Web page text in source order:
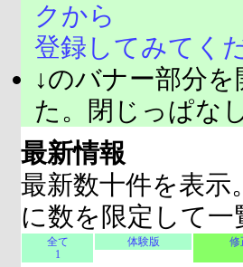
クから
登録してみてく
↓のバナー部分
た。閉じっぱな
最新情報
最新数十件を表示
に数を限定して
全て
1
体験版
修